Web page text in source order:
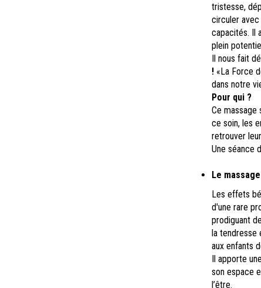
tristesse,
circuler
capacités. Il
plein
Il nous fait
!«La Force
dans notre
Pour qui ?
Ce massage
ce soin, les
retrouver
Une séance
Le
Les effets
d'une rare
prodiguant
la tendresse
aux enfants
Il apporte
son espace
l’être.